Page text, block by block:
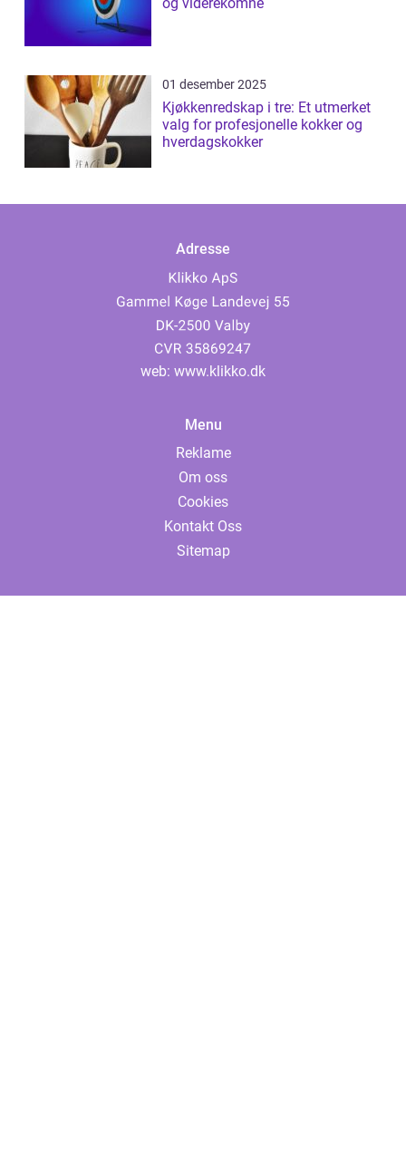
01 desember 2025
Kjøkkenredskap i tre: Et utmerket
valg for profesjonelle kokker og
hverdagskokker
Adresse
web: www.klikko.dk
Menu
Reklame
Om oss
Cookies
Kontakt Oss
Sitemap